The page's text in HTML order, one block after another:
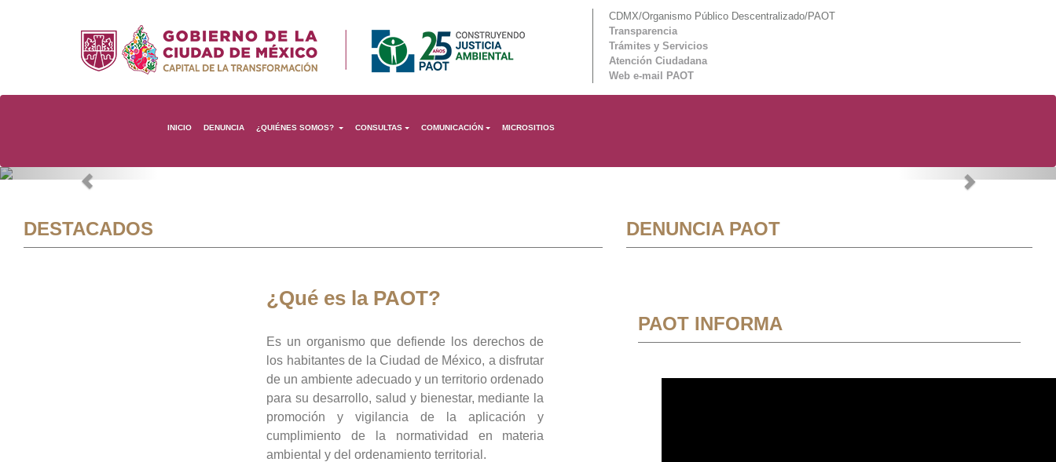
CDMX/Organismo Público Descentralizado/PAOT
Transparencia
Trámites y Servicios
Atención Ciudadana
Web e-mail PAOT
INICIO DENUNCIA ¿QUIÉNES SOMOS? CONSULTAS COMUNICACIÓN MICROSITIOS
Previous Next
DESTACADOS
¿Qué es la PAOT?
Es un organismo que defiende los derechos de
los habitantes de la Ciudad de México, a disfrutar
de un ambiente adecuado y un territorio ordenado
para su desarrollo, salud y bienestar, mediante la
promoción y vigilancia de la aplicación y
cumplimiento de la normatividad en materia
ambiental y del ordenamiento territorial.
DENUNCIA PAOT
PAOT INFORMA